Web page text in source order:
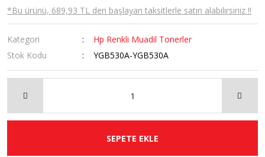
*Bu ürünü, 689,93 TL den başlayan taksitlerle satın alabilirsiniz !!
Kategori
Hp Renkli Muadil Tonerler
Stok Kodu
YGB530A-YGB530A
SEPETE EKLE